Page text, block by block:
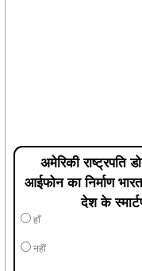
अमेरिकी
आईफोन का निर्माण
देश के
हाँ
नहीं